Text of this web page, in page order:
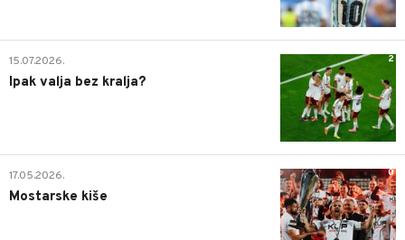
2
15.07.2026.
Ipak valja bez kralja?
0
17.05.2026.
Mostarske kiše